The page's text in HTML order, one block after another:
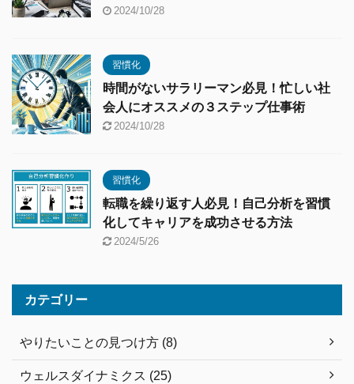
2024/10/28
習慣化
時間がないサラリーマン必見！忙しい社
会人にオススメの３ステップ仕事術
2024/10/28
習慣化
転職を繰り返す人必見！自己分析を習慣
化してキャリアを成功させる方法
2024/5/26
カテゴリー
やりたいことの見つけ方 (8)
ウェルスダイナミクス (25)